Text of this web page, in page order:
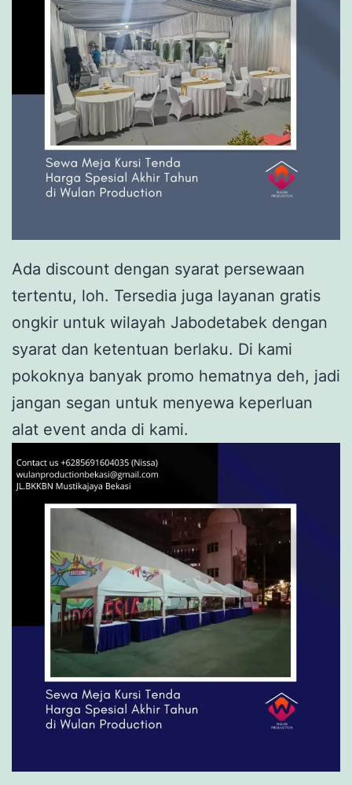
Ada discount dengan syarat persewaan
tertentu, loh. Tersedia juga layanan gratis
ongkir untuk wilayah Jabodetabek dengan
syarat dan ketentuan berlaku. Di kami
pokoknya banyak promo hematnya deh, jadi
jangan segan untuk menyewa keperluan
alat event anda di kami.